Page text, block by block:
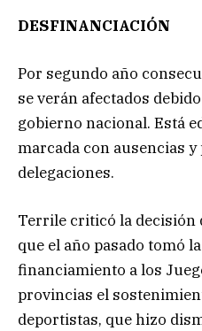
DESFINANCIACIÓN
Por segundo año
se verán afectados
gobierno nacional. Está
marcada con ausencias y
delegaciones.
Terrile criticó la decisión
que el año pasado tomó
financiamiento a los
provincias el
deportistas, que hizo